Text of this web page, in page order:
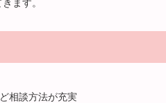
ます。
相談方法が充実